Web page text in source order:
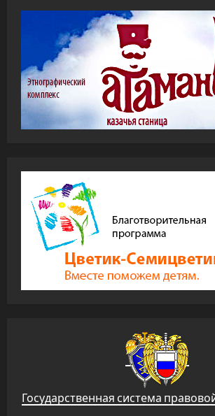
Государственная система